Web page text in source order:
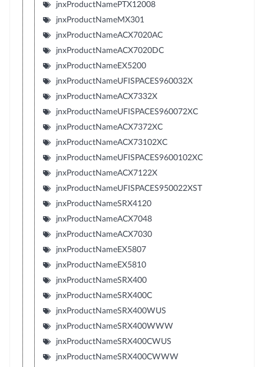
jnxProductNamePTX12008
jnxProductNameMX301
jnxProductNameACX7020AC
jnxProductNameACX7020DC
jnxProductNameEX5200
jnxProductNameUFISPACES960032X
jnxProductNameACX7332X
jnxProductNameUFISPACES960072XC
jnxProductNameACX7372XC
jnxProductNameACX73102XC
jnxProductNameUFISPACES9600102XC
jnxProductNameACX7122X
jnxProductNameUFISPACES950022XST
jnxProductNameSRX4120
jnxProductNameACX7048
jnxProductNameACX7030
jnxProductNameEX5807
jnxProductNameEX5810
jnxProductNameSRX400
jnxProductNameSRX400C
jnxProductNameSRX400WUS
jnxProductNameSRX400WWW
jnxProductNameSRX400CWUS
jnxProductNameSRX400CWWW